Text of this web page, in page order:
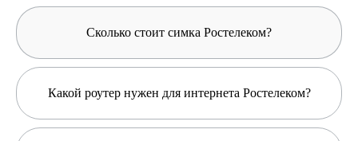
Сколько стоит симка Ростелеком?
Какой роутер нужен для интернета Ростелеком?